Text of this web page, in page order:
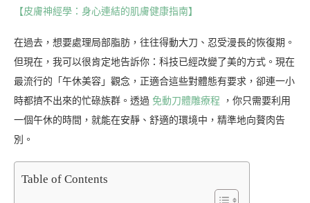
【皮膚神經學：身心連結的肌膚健康指南】
在過去，想要處理局部脂肪，往往得動大刀、忍受漫長的恢復期。
但現在，我可以很肯定地告訴你：科技已經改變了美的方式。現在
最流行的「午休美容」觀念，正適合這些對體態有要求，卻連一小
時都擠不出來的忙碌族群。透過 免動刀體雕療程 ，你只需要利用
一個午休的時間，就能在安靜、舒適的環境中，精準地向贅肉告
別。
Table of Contents